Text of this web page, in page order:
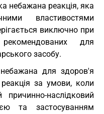
небажана реакція, яка
властивостями
виключно при
для
засобу.
для здоров'я
за умови, коли
наслідковий
та застосуванням